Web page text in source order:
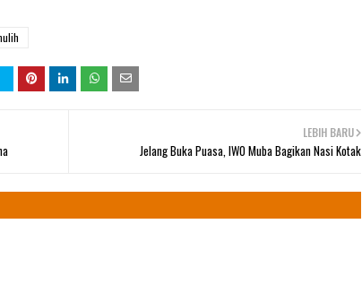
LEBIH BARU
Jelang Buka Puasa, IWO Muba Bagikan Nasi Kotak